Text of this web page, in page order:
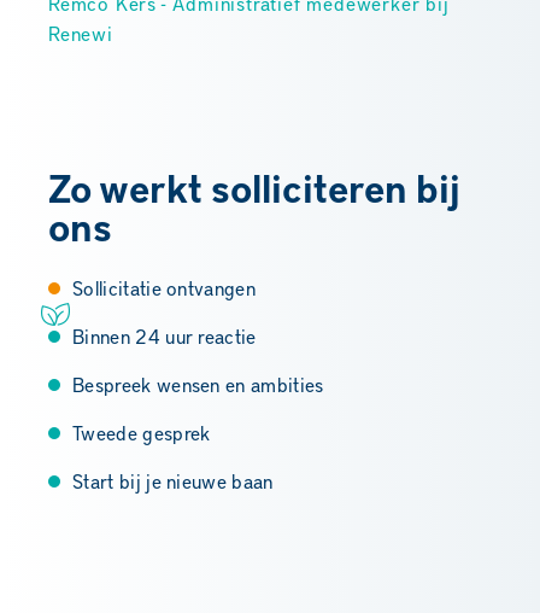
Renewi
Zo werkt solliciteren bij
ons
Sollicitatie ontvangen
Binnen 24 uur reactie
Bespreek wensen en ambities
Tweede gesprek
Start bij je nieuwe baan